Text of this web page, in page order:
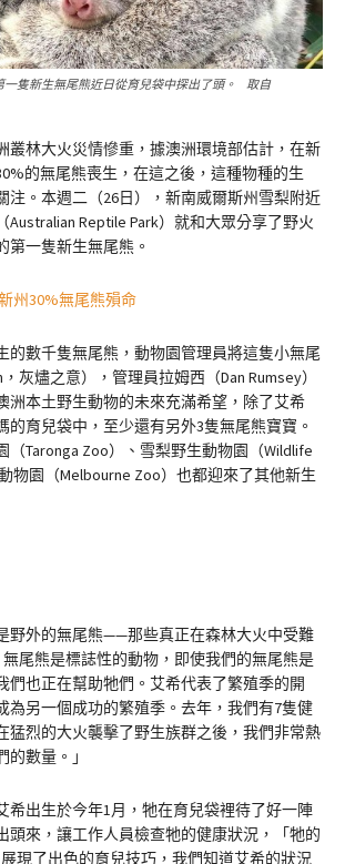
一隻新生無尾熊近日從育兒袋中探出了頭。 取自
叢林大火災情慘重，據澳洲環境部估計，在新
的無尾熊喪生，在這之後，這種物種的生
注。本週二（26日），新南威爾斯州雪梨附近
Australian Reptile Park）就和大眾分享了野火
第一隻新生無尾熊。
州30%無尾熊殞命
的數千隻無尾熊，動物園管理員將這隻小無尾
灰燼之意），管理員拉姆西（Dan Rumsey）
洲本土野生動物的未來充滿希望，除了艾希
的育兒袋中，至少還有另外3隻無尾熊寶寶。
（Taronga Zoo）、雪梨野生動物園（Wildlife
物園（Melbourne Zoo）也都迎來了其他新生
野外的無尾熊——那些真正在森林大火中受難
尾熊是標誌性的動物，即使我們的無尾熊是
們也正在幫助牠們。艾希代表了繁殖季的開
為另一個成功的繁殖季。去年，我們有7隻健
猛烈的大火襲擊了野生族群之後，我們非常熱
數量。」
希出生於今年1月，牠在育兒袋裡待了好一陣
頭來，讓工作人員檢查牠的健康狀況，「牠的
現了出色的育兒技巧，我們知道艾希的狀況